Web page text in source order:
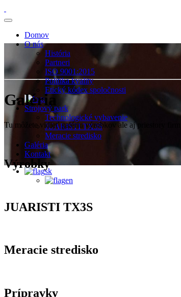
Domov
O nás
História
Partneri
ISO 9001:2015
Politika kvality
Etický kódex spoločnosti
Strojový park
Technologické vybavenie
JUARISTI TX3S
Meracie stredisko
Galéria
Kontakt
sk
en
Galéria
Tu môžete vidieť galériu výrobkov ale aj priestory firmy
Výrobky
JUARISTI TX3S
Meracie stredisko
Prípravky